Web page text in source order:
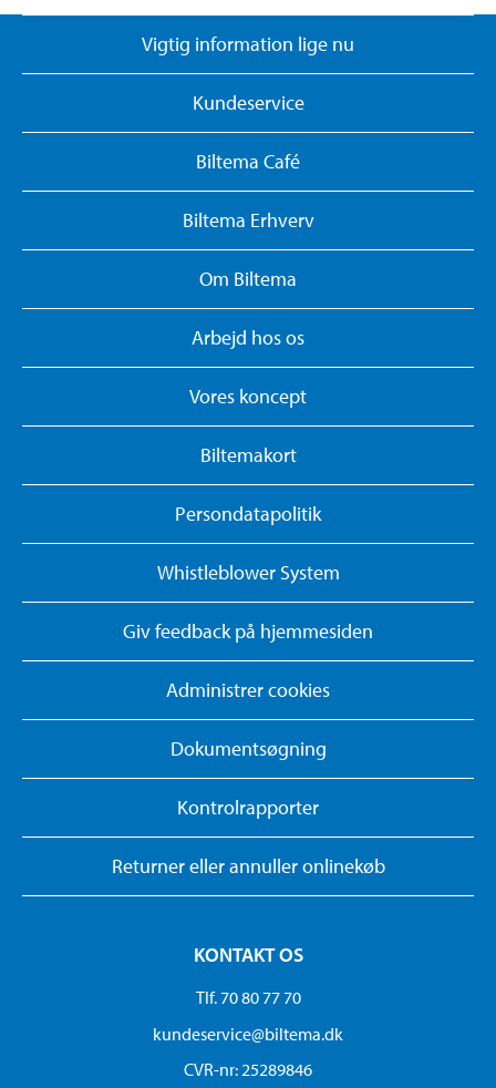
Vigtig information lige nu
Kundeservice
Biltema Café
Biltema Erhverv
Om Biltema
Arbejd hos os
Vores koncept
Biltemakort
Persondatapolitik
Whistleblower System
Giv feedback på hjemmesiden
Administrer cookies
Dokumentsøgning
Kontrolrapporter
Returner eller annuller onlinekøb
KONTAKT OS
Tlf. 70 80 77 70
kundeservice@biltema.dk
CVR-nr: 25289846